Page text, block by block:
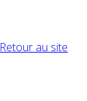
Retour au site